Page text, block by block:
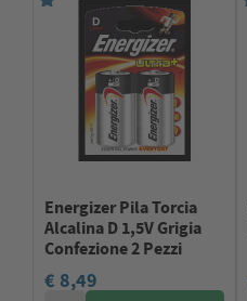
Energizer Pila Torcia
Alcalina D 1,5V Grigia
Confezione 2 Pezzi
€ 8,49